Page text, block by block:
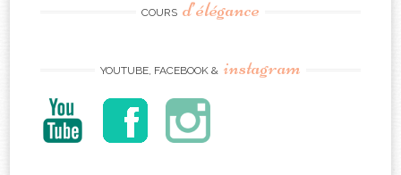
COURS d’élégance
YOUTUBE, FACEBOOK & instagram